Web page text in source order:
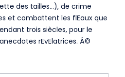
des tailles…), de crime
et combattent les flEaux que
trois siècles, pour le
rEvElatrices. Â©